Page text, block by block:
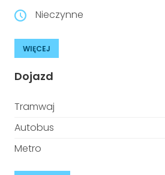
Nieczynne
WIĘCEJ
Dojazd
Tramwaj
Autobus
Metro